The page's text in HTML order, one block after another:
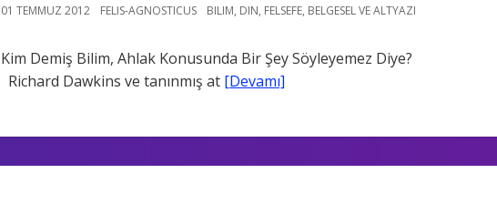
01 TEMMUZ 2012 FELIS-AGNOSTICUS BILIM, DIN, FELSEFE, BELGESEL VE ALTYAZI
Kim Demiş Bilim, Ahlak Konusunda Bir Şey Söyleyemez Diye?
Richard Dawkins ve tanınmış at [Devamı]